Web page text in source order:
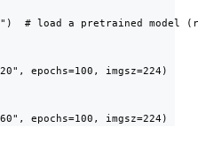
# load a pretrained model
epochs=100, imgsz=224)
epochs=100, imgsz=224)